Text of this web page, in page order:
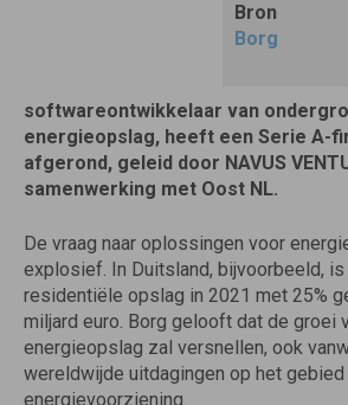
Bron
Borg
softwareontwikkelaar van
energieopslag, heeft een Serie A-
afgerond, geleid door NAVUS
samenwerking met Oost NL.
De vraag naar oplossingen voor
explosief. In Duitsland, bijvoorbeeld,
residentiële opslag in 2021 met 25%
miljard euro. Borg gelooft dat de groei
energieopslag zal versnellen, ook
wereldwijde uitdagingen op het gebied
energievoorziening.